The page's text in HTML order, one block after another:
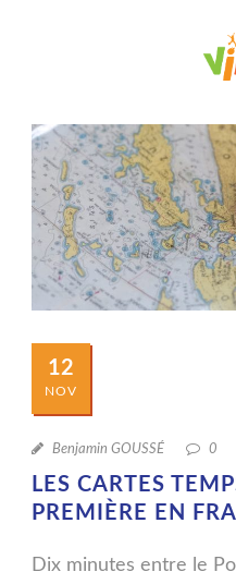
12
NOV
Benjamin GOUSSÉ 0
LES CARTES
PREMIÈRE EN
Dix minutes entre le